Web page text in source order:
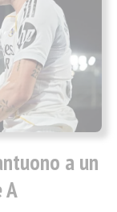
a un
A